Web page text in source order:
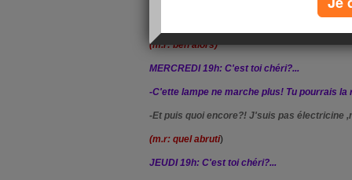
(m.r: ben alors)
MERCREDI 19h: C'est toi chéri?...
-C'ette lampe ne marche plus! Tu pourrais la
-Et puis quoi encore?! J'suis pas électricine
(m.r: quel abruti)
JEUDI 19h: C'est toi chéri?...